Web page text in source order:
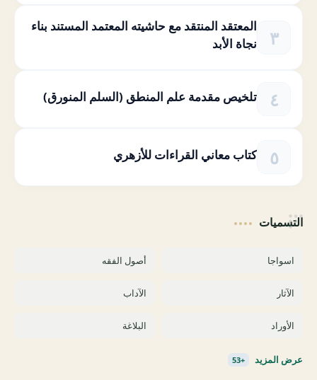
المعتقد المنتقد مع حاشيته المعتمد المستند بناء
نجاة الأبد
تلخيص مقدمة علم المنطق (السلم المنورق)
كتاب معاني القراءات للأزهري
التسميات